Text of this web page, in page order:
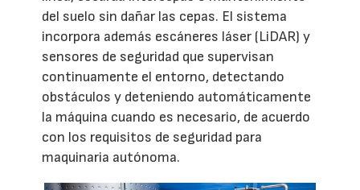
del suelo sin dañar las cepas. El sistema
incorpora además escáneres láser (LiDAR) y
sensores de seguridad que supervisan
continuamente el entorno, detectando
obstáculos y deteniendo automáticamente
la máquina cuando es necesario, de acuerdo
con los requisitos de seguridad para
maquinaria autónoma.